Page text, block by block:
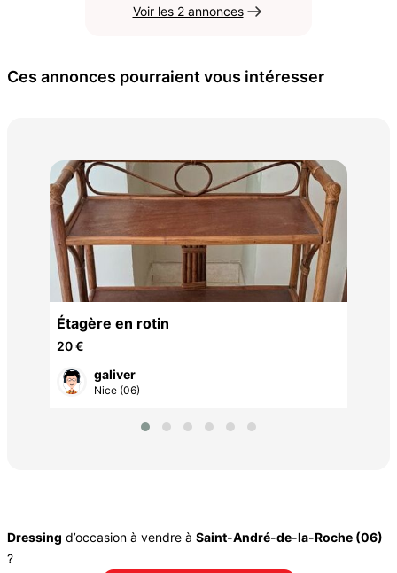
Voir les 2 annonces
Ces annonces pourraient vous intéresser
Étagère en rotin
20 €
galiver
Nice (06)
Dressing d’occasion à vendre à Saint-André-de-la-Roche (06)
?